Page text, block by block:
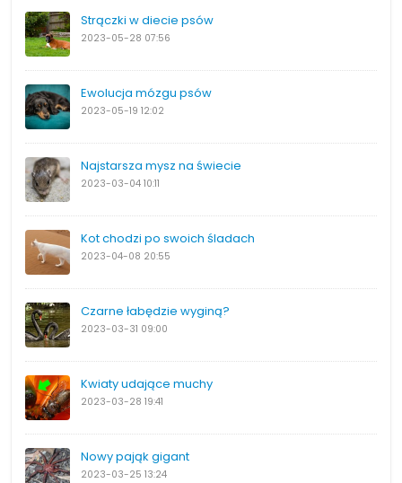
Strączki w diecie psów
2023-05-28 07:56
Ewolucja mózgu psów
2023-05-19 12:02
Najstarsza mysz na świecie
2023-03-04 10:11
Kot chodzi po swoich śladach
2023-04-08 20:55
Czarne łabędzie wyginą?
2023-03-31 09:00
Kwiaty udające muchy
2023-03-28 19:41
Nowy pająk gigant
2023-03-25 13:24